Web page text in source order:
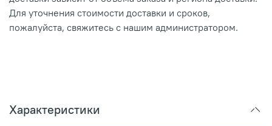
Для уточнения стоимости доставки и сроков,
пожалуйста, свяжитесь с нашим администратором.
Характеристики